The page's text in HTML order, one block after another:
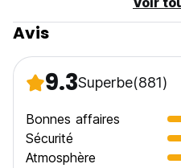
Avis
9.3Superbe(881)
Bonnes affaires
Sécurité
Atmosphère